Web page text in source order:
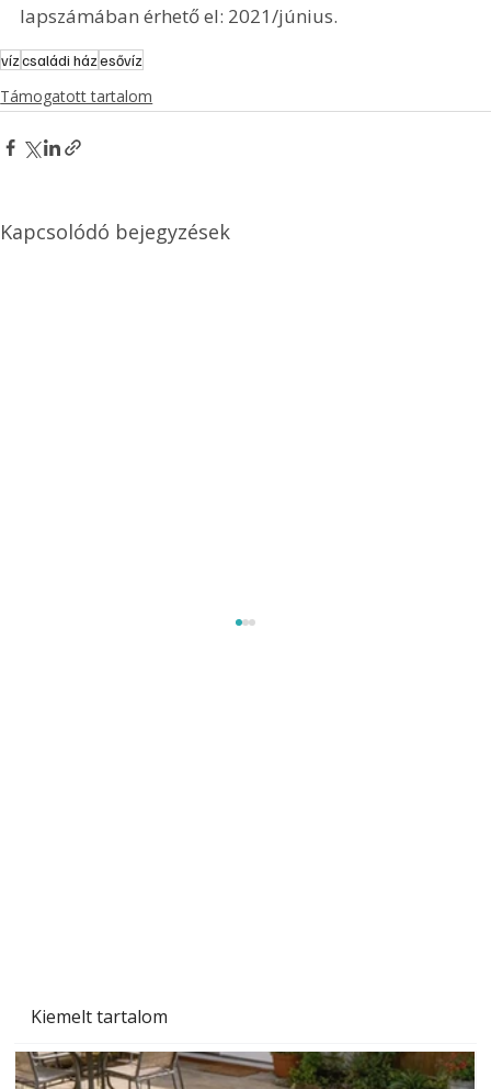
Kiemelt tartalom
lapszámában érhető el: 2021/június.
vízcsaládi házesővíz
Támogatott tartalom
Kapcsolódó bejegyzések